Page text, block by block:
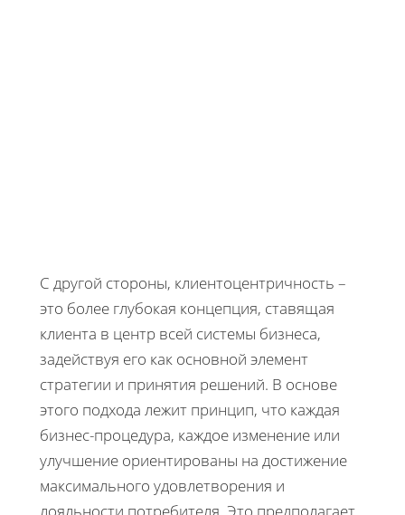
С другой стороны, клиентоцентричность –
это более глубокая концепция, ставящая
клиента в центр всей системы бизнеса,
задействуя его как основной элемент
стратегии и принятия решений. В основе
этого подхода лежит принцип, что каждая
бизнес-процедура, каждое изменение или
улучшение ориентированы на достижение
максимального удовлетворения и
лояльности потребителя. Это предполагает